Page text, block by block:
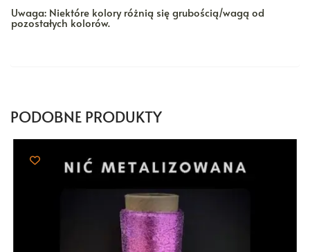
Uwaga: Niektóre kolory różnią się grubością/wagą od
pozostałych kolorów.
PODOBNE PRODUKTY